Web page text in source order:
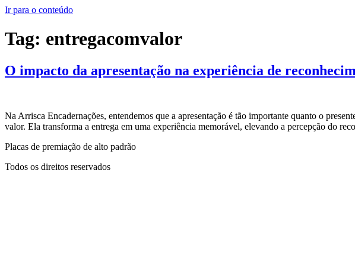
Ir para o conteúdo
Tag: entregacomvalor
O impacto da apresentação na experiência de
Na Arrisca Encadernações, entendemos que a apresentação é tão importante quanto o
valor. Ela transforma a entrega em uma experiência memorável, elevando a percepção do
Placas de premiação de alto padrão
Todos os direitos reservados